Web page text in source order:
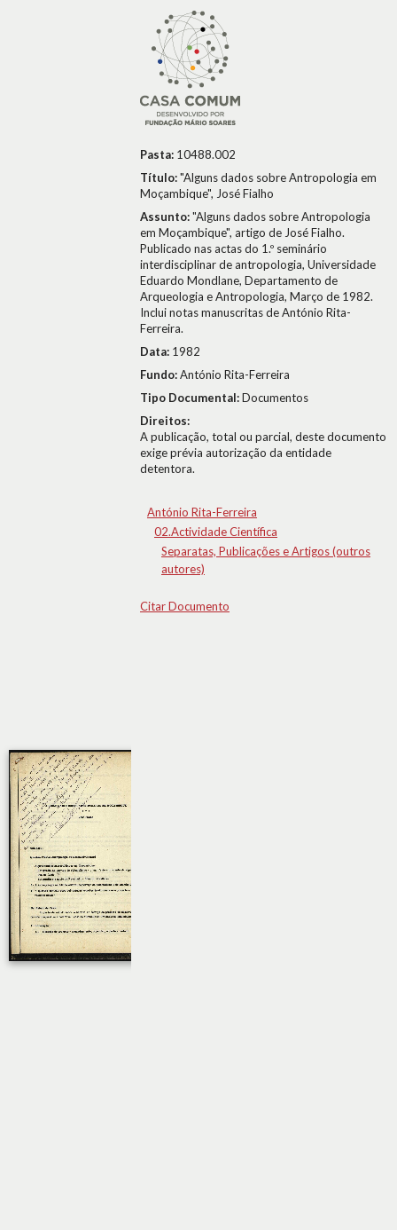
Pasta: 10488.002
Título:"Alguns dados sobre Antropologia em
Moçambique", José Fialho
Assunto:"Alguns dados sobre Antropologia
em Moçambique", artigo de José Fialho.
Publicado nas actas do 1.º seminário
interdisciplinar de antropologia, Universidade
Eduardo Mondlane, Departamento de
Arqueologia e Antropologia, Março de 1982.
Inclui notas manuscritas de António Rita-
Ferreira.
Data: 1982
Fundo:António Rita-Ferreira
Tipo Documental:Documentos
Direitos:
A publicação, total ou parcial, deste documento
exige prévia autorização da entidade
detentora.
António Rita-Ferreira
02.Actividade Científica
Separatas, Publicações e Artigos (outros
autores)
Citar Documento